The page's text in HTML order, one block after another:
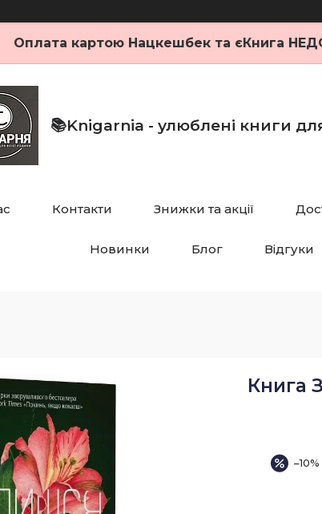
Оплата картою Нацкешбек та єКнига
📚Knigarnia - улюблені книги
Контакти Знижки та акції
Новинки Блог Відгуки
Книга
–10%